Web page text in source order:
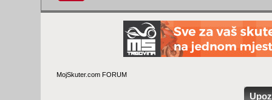
MojSkuter.com FORUM